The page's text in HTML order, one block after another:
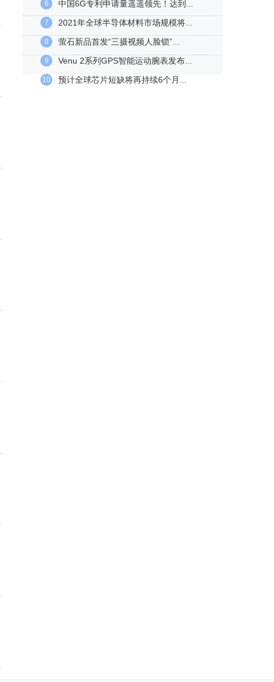
6 中国6G专利申请量遥遥领先！达到...
7 2021年全球半导体材料市场规模将...
8 萤石新品首发“三摄视频人脸锁”...
9 Venu 2系列GPS智能运动腕表发布...
10 预计全球芯片短缺将再持续6个月...